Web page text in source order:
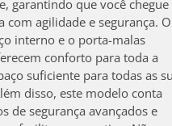
garantindo que você chegue
com agilidade e segurança. O
interno e o porta-malas
conforto para toda a
suficiente para todas as
disso, este modelo conta
de segurança avançados e